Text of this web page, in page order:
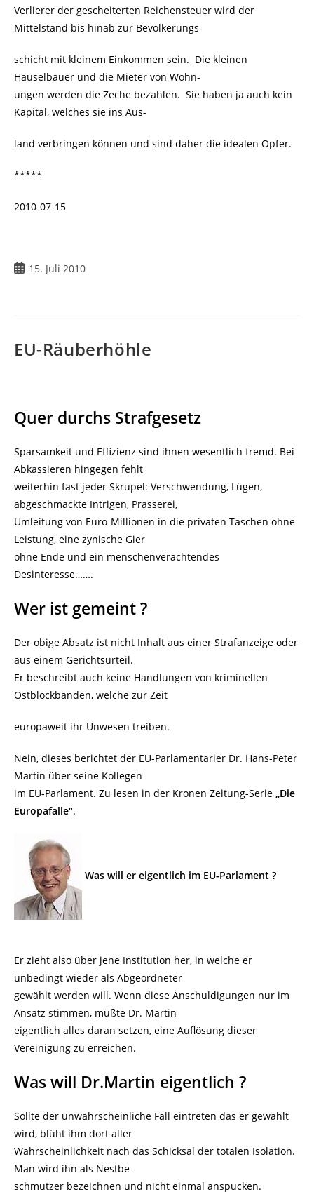
Verlierer der gescheiterten Reichensteuer wird der
Mittelstand bis hinab zur Bevölkerungs-
schicht mit kleinem Einkommen sein. Die kleinen
Häuselbauer und die Mieter von Wohn-
ungen werden die Zeche bezahlen. Sie haben ja auch kein
Kapital, welches sie ins Aus-
land verbringen können und sind daher die idealen Opfer.
*****
2010-07-15
Beitrag15. Juli 2010
EU-Räuberhöhle
Quer durchs Strafgesetz
Sparsamkeit und Effizienz sind ihnen wesentlich fremd. Bei
Abkassieren hingegen fehlt
weiterhin fast jeder Skrupel: Verschwendung, Lügen,
abgeschmackte Intrigen, Prasserei,
Umleitung von Euro-Millionen in die privaten Taschen ohne
Leistung, eine zynische Gier
ohne Ende und ein menschenverachtendes
Desinteresse…….
Wer ist gemeint ?
Der obige Absatz ist nicht Inhalt aus einer Strafanzeige oder
aus einem Gerichtsurteil.
Er beschreibt auch keine Handlungen von kriminellen
Ostblockbanden, welche zur Zeit
europaweit ihr Unwesen treiben.
Nein, dieses berichtet der EU-Parlamentarier Dr. Hans-Peter
Martin über seine Kollegen
im EU-Parlament. Zu lesen in der Kronen Zeitung-Serie „Die
Europafalle“.
Was will er eigentlich im EU-Parlament ?
Er zieht also über jene Institution her, in welche er
unbedingt wieder als Abgeordneter
gewählt werden will. Wenn diese Anschuldigungen nur im
Ansatz stimmen, müßte Dr. Martin
eigentlich alles daran setzen, eine Auflösung dieser
Vereinigung zu erreichen.
Was will Dr.Martin eigentlich ?
Sollte der unwahrscheinliche Fall eintreten das er gewählt
wird, blüht ihm dort aller
Wahrscheinlichkeit nach das Schicksal der totalen Isolation.
Man wird ihn als Nestbe-
schmutzer bezeichnen und nicht einmal anspucken.